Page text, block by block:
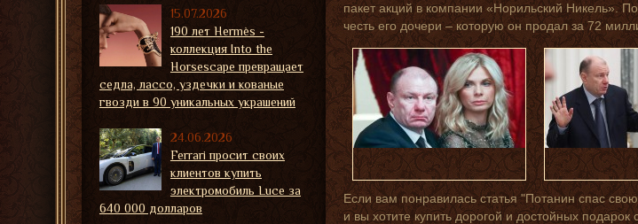
пакет акций в компании «Норильский Никель».
честь его дочери – которую он продал за 72
Если вам понравилась статья "Потанин спас
и вы хотите купить дорогой и достойных
15.07.2026
190 лет Hermès -
коллекция Into the
Horsescape превращает
седла, лассо, уздечки и кованые
гвозди в 90 уникальных украшений
24.06.2026
Ferrari просит своих
клиентов купить
электромобиль Luce за
640 000 долларов